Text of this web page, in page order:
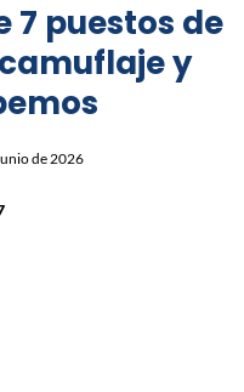
7 puestos de
y
de 2026